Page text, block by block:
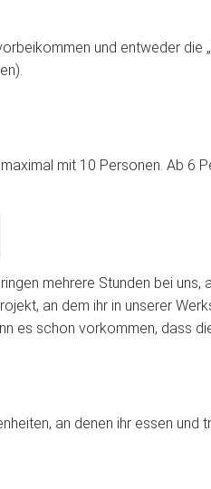
und entweder
mit 10 Personen. Ab 6
mehrere Stunden bei
an dem ihr in unserer
es schon vorkommen, dass
an denen ihr essen